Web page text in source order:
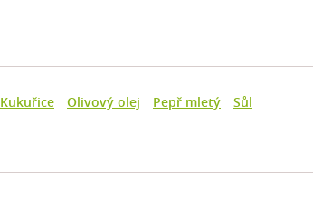
Kukuřice Olivový olej Pepř mletý
Sůl